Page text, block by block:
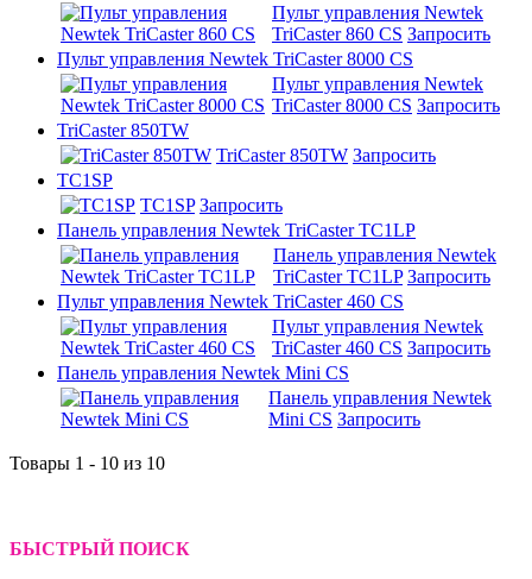
Пульт управления Newtek
TriCaster 860 CS Запросить
Пульт управления Newtek TriCaster 8000 CS
Пульт управления Newtek
TriCaster 8000 CS Запросить
TriCaster 850TW
TriCaster 850TW Запросить
TC1SP
TC1SP Запросить
Панель управления Newtek TriCaster TC1LP
Панель управления Newtek
TriCaster TC1LP Запросить
Пульт управления Newtek TriCaster 460 CS
Пульт управления Newtek
TriCaster 460 CS Запросить
Панель управления Newtek Mini CS
Панель управления Newtek
Mini CS Запросить
Товары 1 - 10 из 10
БЫСТРЫЙ ПОИСК